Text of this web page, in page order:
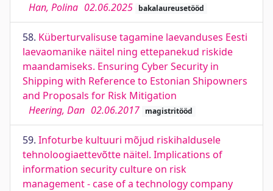
Han, Polina 02.06.2025 bakalaureusetööd
58. Küberturvalisuse tagamine laevanduses Eesti
laevaomanike näitel ning ettepanekud riskide
maandamiseks. Ensuring Cyber Security in
Shipping with Reference to Estonian Shipowners
and Proposals for Risk Mitigation
Heering, Dan 02.06.2017 magistritööd
59. Infoturbe kultuuri mõjud riskihaldusele
tehnoloogiaettevõtte näitel. Implications of
information security culture on risk
management - case of a technology company